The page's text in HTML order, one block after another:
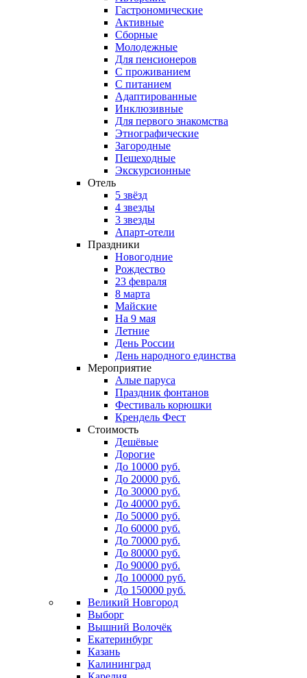
Гастрономические
Активные
Сборные
Молодежные
Для пенсионеров
С проживанием
С питанием
Адаптированные
Инклюзивные
Для первого знакомства
Этнографические
Загородные
Пешеходные
Экскурсионные
Отель
5 звёзд
4 звезды
3 звезды
Апарт-отели
Праздники
Новогодние
Рождество
23 февраля
8 марта
Майские
На 9 мая
Летние
День России
День народного единства
Мероприятие
Алые паруса
Праздник фонтанов
Фестиваль корюшки
Крендель Фест
Стоимость
Дешёвые
Дорогие
До 10000 руб.
До 20000 руб.
До 30000 руб.
До 40000 руб.
До 50000 руб.
До 60000 руб.
До 70000 руб.
До 80000 руб.
До 90000 руб.
До 100000 руб.
До 150000 руб.
Великий Новгород
Выборг
Вышний Волочёк
Екатеринбург
Казань
Калининград